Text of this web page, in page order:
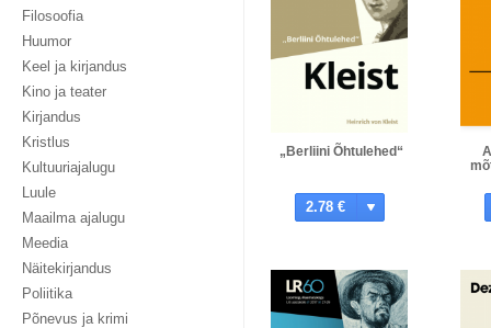
Filosoofia
Huumor
Keel ja kirjandus
Kino ja teater
Kirjandus
Kristlus
Kultuuriajalugu
Luule
Maailma ajalugu
Meedia
Näitekirjandus
Poliitika
Põnevus ja krimi
„Berliini Õhtulehed“
2.78 €